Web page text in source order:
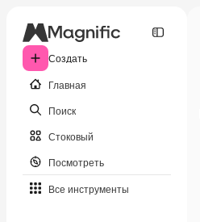
Создать
Главная
Поиск
Стоковый
Посмотреть
Все инструменты